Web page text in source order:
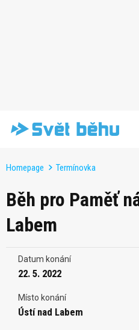
Homepage Termínovka
Běh pro Paměť
Labem
Datum konání
22. 5. 2022
Místo konání
Ústí nad Labem